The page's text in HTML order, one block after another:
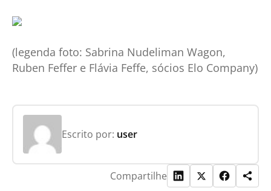
(legenda foto: Sabrina Nudeliman Wagon,
Ruben Feffer e Flávia Feffe, sócios Elo Company)
Escrito por: user
Compartilhe